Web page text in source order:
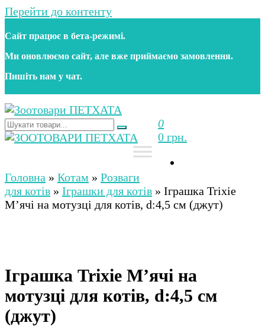
Перейти до контенту
Сайт працює в бета‑режимі.
Ми оновлюємо сайт, але вже приймаємо замовлення.
Пишіть нам у чат.
Зоотовари ПЕТХАТА
Зоомагазин для собак та котів | Корм, іграшки,
аксесуари та догляд за тваринами. Доставка по
0
0 грн.
Зоомагазин для собак та котів | Корм, іграшки,
аксесуари та догляд за тваринами. Доставка по
Україні
Головна » Котам » Розваги
для котів » Іграшки для котів » Іграшка Trixie
М’ячі на мотузці для котів, d:4,5 см (джут)
Іграшка Trixie М’ячі на
мотузці для котів, d:4,5 см
(джут)